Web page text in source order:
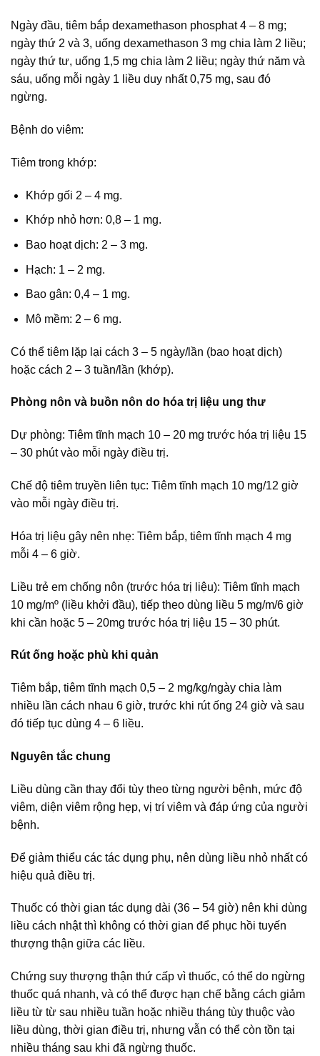
Ngày đầu, tiêm bắp dexamethason phosphat 4 – 8 mg;
ngày thứ 2 và 3, uống dexamethason 3 mg chia làm 2 liều;
ngày thứ tư, uống 1,5 mg chia làm 2 liều; ngày thứ năm và
sáu, uống mỗi ngày 1 liều duy nhất 0,75 mg, sau đó
ngừng.
Bệnh do viêm:
Tiêm trong khớp:
Khớp gối 2 – 4 mg.
Khớp nhỏ hơn: 0,8 – 1 mg.
Bao hoạt dịch: 2 – 3 mg.
Hạch: 1 – 2 mg.
Bao gân: 0,4 – 1 mg.
Mô mềm: 2 – 6 mg.
Có thể tiêm lặp lại cách 3 – 5 ngày/lần (bao hoạt dịch)
hoặc cách 2 – 3 tuần/lần (khớp).
Phòng nôn và buồn nôn do hóa trị liệu ung thư
Dự phòng: Tiêm tĩnh mạch 10 – 20 mg trước hóa trị liệu 15
– 30 phút vào mỗi ngày điều trị.
Chế độ tiêm truyền liên tục: Tiêm tĩnh mạch 10 mg/12 giờ
vào mỗi ngày điều trị.
Hóa trị liệu gây nên nhẹ: Tiêm bắp, tiêm tĩnh mạch 4 mg
mỗi 4 – 6 giờ.
Liều trẻ em chống nôn (trước hóa trị liệu): Tiêm tĩnh mạch
10 mg/mº (liều khởi đầu), tiếp theo dùng liều 5 mg/m/6 giờ
khi cần hoặc 5 – 20mg trước hóa trị liệu 15 – 30 phút.
Rút ống hoặc phù khi quản
Tiêm bắp, tiêm tĩnh mạch 0,5 – 2 mg/kg/ngày chia làm
nhiều lần cách nhau 6 giờ, trước khi rút ống 24 giờ và sau
đó tiếp tục dùng 4 – 6 liều.
Nguyên tắc chung
Liều dùng cần thay đổi tùy theo từng người bệnh, mức độ
viêm, diện viêm rộng hẹp, vị trí viêm và đáp ứng của người
bệnh.
Để giảm thiểu các tác dụng phụ, nên dùng liều nhỏ nhất có
hiệu quả điều trị.
Thuốc có thời gian tác dụng dài (36 – 54 giờ) nên khi dùng
liều cách nhật thì không có thời gian để phục hồi tuyến
thượng thận giữa các liều.
Chứng suy thượng thận thứ cấp vì thuốc, có thể do ngừng
thuốc quá nhanh, và có thể được hạn chế bằng cách giảm
liều từ từ sau nhiều tuần hoặc nhiều tháng tùy thuộc vào
liều dùng, thời gian điều trị, nhưng vẫn có thể còn tồn tại
nhiều tháng sau khi đã ngừng thuốc.